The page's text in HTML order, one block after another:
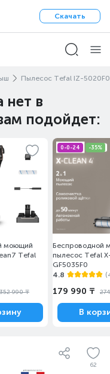
Скачать
Пылесос Tefal IZ-5020F0
нет в
подойдет:
моющий
Tefal
352 990 ₸
0-0-24 -35%
Беспроводной
пылесос Tefal
GF5035F0
4.8
179 990 ₸
В
62